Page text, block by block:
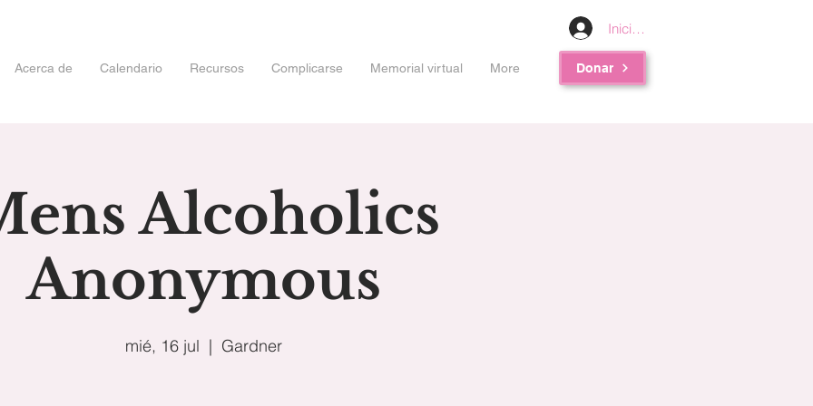
Iniciar sesión
Acerca de Calendario Recursos Complicarse Memorial virtual More Donar
Alcoholics
Anonymous
mié, 16 jul
  |
Gardner